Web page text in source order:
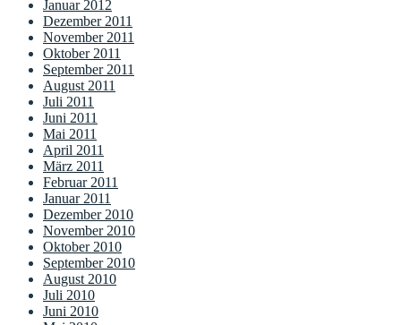
Januar 2012
Dezember 2011
November 2011
Oktober 2011
September 2011
August 2011
Juli 2011
Juni 2011
Mai 2011
April 2011
März 2011
Februar 2011
Januar 2011
Dezember 2010
November 2010
Oktober 2010
September 2010
August 2010
Juli 2010
Juni 2010